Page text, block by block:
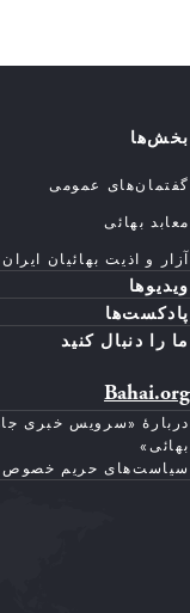
بخش‌ها
گفتمان‌های عمومی
معابد بهائی
آزار و اذیت بهائیان ایران
ویدیوها
پادکست‌ها
ما را دنبال کنید
Bahai.org
دربارهٔ «سرویس خبری
بهائی»
سیاست‌های حریم خصوص